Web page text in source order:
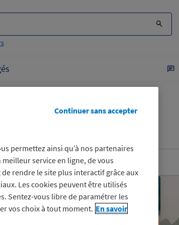
permettez ainsi qu’à nos partenaires
service en ligne, de vous
rendre le site plus interactif grâce aux
Les cookies peuvent être utilisés
Sentez-vous libre de paramétrer les
vos choix à tout moment. En savoir
Continuer sans accepter